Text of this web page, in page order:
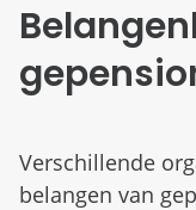
Verschillende
belangen van